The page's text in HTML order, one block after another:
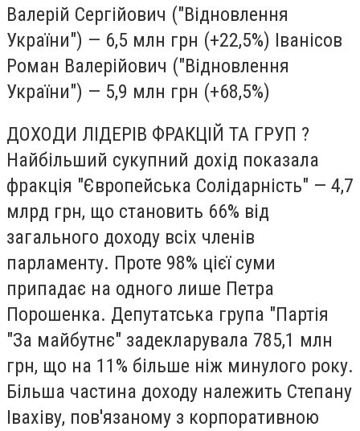
Валерій Сергійович ("Відновлення
України") — 6,5 млн грн (+22,5%) Іванісов
Роман Валерійович ("Відновлення
України") — 5,9 млн грн (+68,5%)
ДОХОДИ ЛІДЕРІВ ФРАКЦІЙ ТА ГРУП ?
Найбільший сукупний дохід показала
фракція "Європейська Солідарність" — 4,7
млрд грн, що становить 66% від
загального доходу всіх членів
парламенту. Проте 98% цієї суми
припадає на одного лише Петра
Порошенка. Депутатська група "Партія
"За майбутнє" задекларувала 785,1 млн
грн, що на 11% більше ніж минулого року.
Більша частина доходу належить Степану
Івахіву, пов'язаному з корпоративною